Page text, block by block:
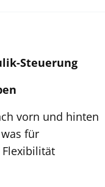
Steuerung
vorn und hinten
für